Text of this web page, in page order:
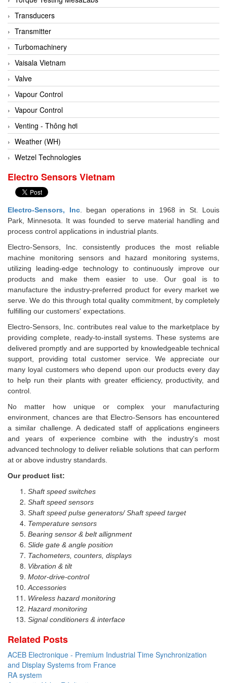
Conch
Conductix/ WAMPFLER
Contrec
Contrinex
Control Solution Minesota
Copeland
Cortem
Cosa Xentaur
Cosil
Coulton
Crouzet
Crowcon
Crydom
CRYSOUND
CS&P Technologies
CSC
CS-Instrument
cs-instruments
CTC
Cygnus
Cypet Vietnam
Daehan Sensor
Daito Kogyo
Dandong Huayu
Danfoss
Datalogic Vietnam
Datexel
Debron VietNam
Delmhorst VietNam
DELTA
Delta Ohm
Delta sensor
Delta-mobrey
DEMA Engineering/ Foam- IT
DESAX
DET-TRONICS
Deublin
Dias Infrared
DINA Elektronik
Dinel
Transducers
Transmitter
Turbomachinery
Vaisala Vietnam
Valve
Vapour Control
Vapour Control
Venting - Thông hơi
Weather (WH)
Wetzel Technologies
Electro Sensors Vietnam
Electro-Sensors, Inc. began operations in 1968 in St. Louis
Park, Minnesota. It was founded to serve material handling and
process control applications in industrial plants.
Electro-Sensors, Inc. consistently produces the most reliable
machine monitoring sensors and hazard monitoring systems,
utilizing leading-edge technology to continuously improve our
products and make them easier to use. Our goal is to
manufacture the industry-preferred product for every market we
serve. We do this through total quality commitment, by completely
fulfilling our customers' expectations.
Electro-Sensors, Inc. contributes real value to the marketplace by
providing complete, ready-to-install systems. These systems are
delivered promptly and are supported by knowledgeable technical
support, providing total customer service. We appreciate our
many loyal customers who depend upon our products every day
to help run their plants with greater efficiency, productivity, and
control.
No matter how unique or complex your manufacturing
environment, chances are that Electro-Sensors has encountered
a similar challenge. A dedicated staff of applications engineers
and years of experience combine with the industry's most
advanced technology to deliver reliable solutions that can perform
at or above industry standards.
Our product list:
Shaft speed switches
Shaft speed sensors
Shaft speed pulse generators/ Shaft speed target
Temperature sensors
Bearing sensor & belt allignment
Slide gate & angle position
Tachometers, counters, displays
Vibration & tilt
Motor-drive-control
Accessories
Wireless hazard monitoring
Hazard monitoring
Signal conditioners & interface
Related Posts
ACEB Electronique - Premium Industrial Time Synchronization
and Display Systems from France
RA system